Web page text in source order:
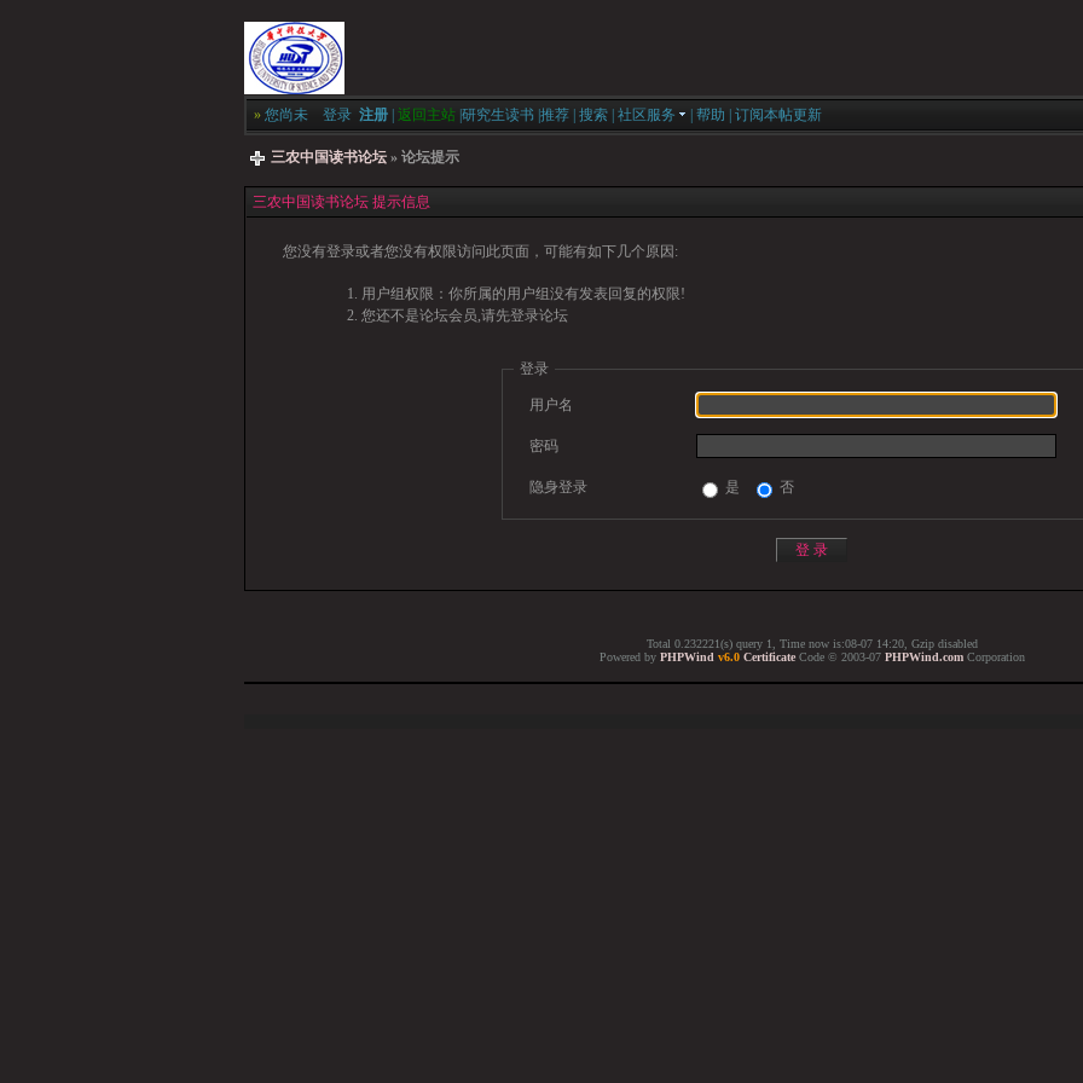
» 您尚未 登录 注册 返回主站 研究生读书 推荐 搜索 社区服务 帮助 订阅本帖更新
三农中国读书论坛 » 论坛提示
三农中国读书论坛 提示信息
您没有登录或者您没有权限访问此页面，可能有如下几个原因:
用户组权限：你所属的用户组没有发表回复的权限!
您还不是论坛会员,请先登录论坛
登录
用户名
密码
隐身登录 是 否
Total 0.232221(s) query 1, Time now is:08-07 14:20, Gzip disabled
Powered by PHPWind v6.0 Certificate Code © 2003-07 PHPWind.com Corporation